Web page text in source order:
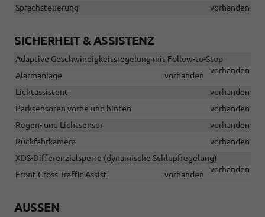
Sprachsteuerung
vorhanden
SICHERHEIT & ASSISTENZ
Adaptive Geschwindigkeitsregelung mit Follow-to-Stop
vorhanden
Alarmanlage
vorhanden
Lichtassistent
vorhanden
Parksensoren vorne und hinten
vorhanden
Regen- und Lichtsensor
vorhanden
Rückfahrkamera
vorhanden
XDS-Differenzialsperre (dynamische Schlupfregelung)
vorhanden
Front Cross Traffic Assist vorhanden
AUSSEN